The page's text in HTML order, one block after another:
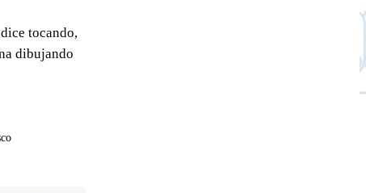
tocando,
dibujando